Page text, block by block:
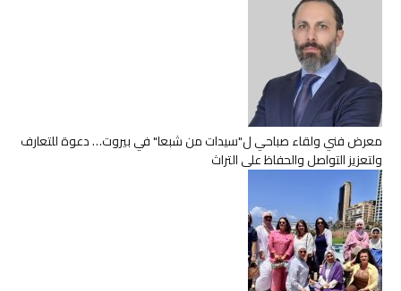
معرض فني ولقاء صباحي ل"سيدات من شبعا" في بيروت… دعوة للتعارف
ولتعزيز التواصل والحفاظ على التراث